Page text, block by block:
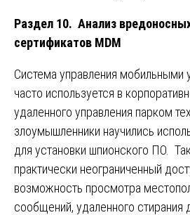
Раздел 10. Анализ
сертификатов MDM
Система управления мобильными
часто используется в
удаленного управления парком
злоумышленники научились
для установки шпионского ПО.
практически неограниченный
возможность просмотра
сообщений, удаленного